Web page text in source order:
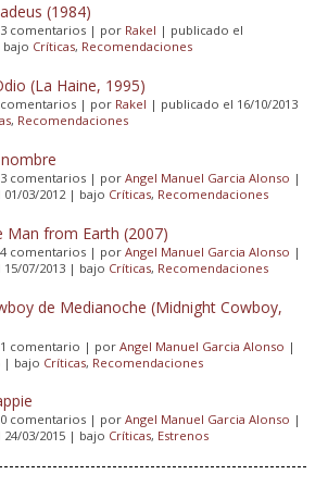
(1984)
3 comentarios | por Rakel | publicado el
bajo Críticas, Recomendaciones
(La Haine, 1995)
comentarios | por Rakel | publicado el 16/10/2013
, Recomendaciones
3 comentarios | por Angel Manuel Garcia Alonso |
03/2012| bajo Críticas, Recomendaciones
Man from Earth (2007)
4 comentarios | por Angel Manuel Garcia Alonso |
07/2013 | bajo Críticas, Recomendaciones
de Medianoche (Midnight Cowboy,
1 comentario | por Angel Manuel Garcia Alonso |
| bajo Críticas, Recomendaciones
0 comentarios | por Angel Manuel Garcia Alonso |
03/2015 | bajo Críticas, Estrenos